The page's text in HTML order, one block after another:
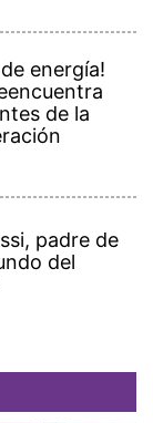
energía!
de la
padre de
del